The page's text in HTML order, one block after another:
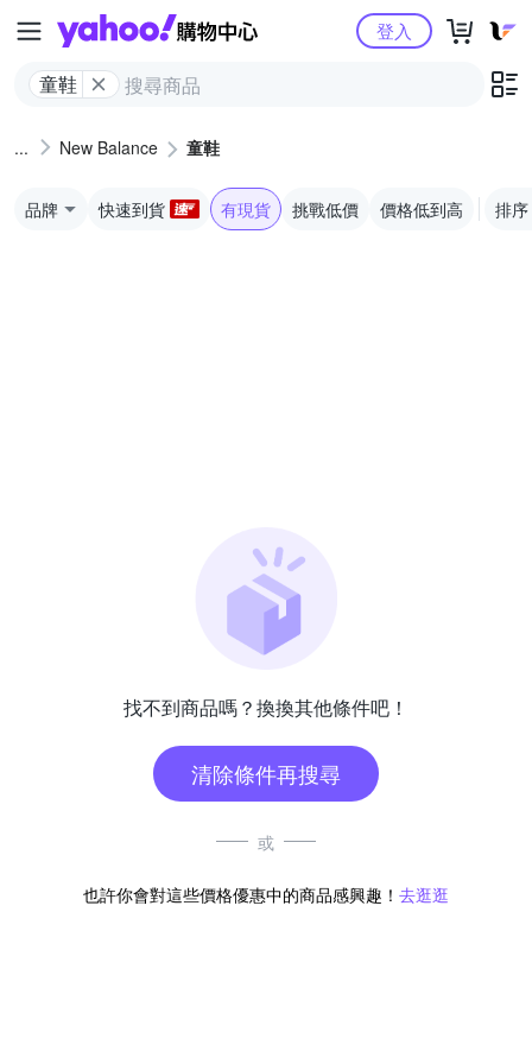
Yahoo購物中心
童鞋
登入
New Balance 童鞋
品牌 快速到貨 有現貨 挑戰低價 價格低到高 排序
找不到商品嗎？換換其他條件吧！
清除條件再搜尋
或
也許你會對這些價格優惠中的商品感興趣！ 去逛逛